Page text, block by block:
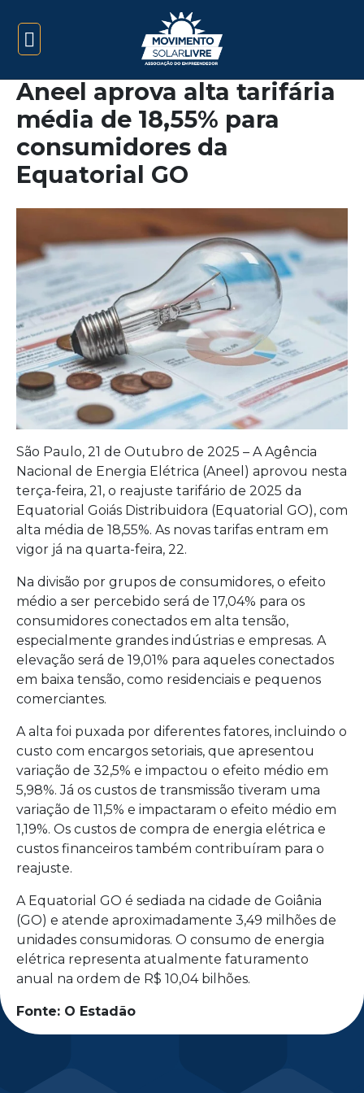
Aneel aprova alta tarifária
média de 18,55% para
consumidores da
Equatorial GO
São Paulo, 21 de Outubro de 2025 – A Agência
Nacional de Energia Elétrica (Aneel) aprovou nesta
terça-feira, 21, o reajuste tarifário de 2025 da
Equatorial Goiás Distribuidora (Equatorial GO), com
alta média de 18,55%. As novas tarifas entram em
vigor já na quarta-feira, 22.
Na divisão por grupos de consumidores, o efeito
médio a ser percebido será de 17,04% para os
consumidores conectados em alta tensão,
especialmente grandes indústrias e empresas. A
elevação será de 19,01% para aqueles conectados
em baixa tensão, como residenciais e pequenos
comerciantes.
A alta foi puxada por diferentes fatores, incluindo o
custo com encargos setoriais, que apresentou
variação de 32,5% e impactou o efeito médio em
5,98%. Já os custos de transmissão tiveram uma
variação de 11,5% e impactaram o efeito médio em
1,19%. Os custos de compra de energia elétrica e
custos financeiros também contribuíram para o
reajuste.
A Equatorial GO é sediada na cidade de Goiânia
(GO) e atende aproximadamente 3,49 milhões de
unidades consumidoras. O consumo de energia
elétrica representa atualmente faturamento
anual na ordem de R$ 10,04 bilhões.
Fonte: O Estadão